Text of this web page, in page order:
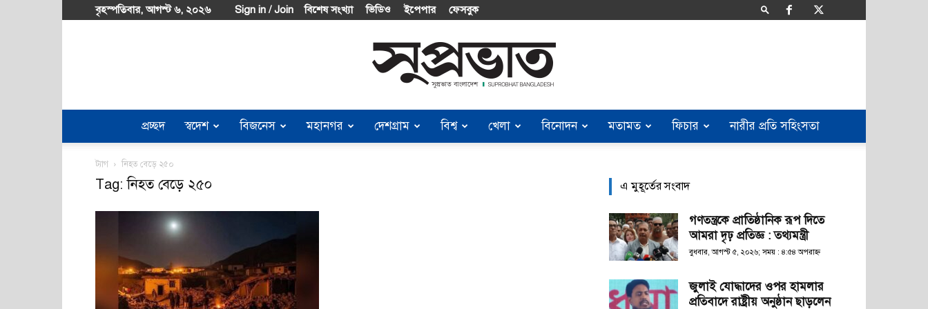
বৃহস্পতিবার, আগস্ট ৬, ২০২৬ Sign in / Join বিশেষ সংখ্যা ভিডিও ইপেপার ফেসবুক
Suprobhat
প্রচ্ছদ স্বদেশ বিজনেস মহানগর দেশগ্রাম বিশ্ব খেলা বিনোদন মতামত ফিচার নারীর প্রতি সহিংসতা
ট্যাগ নিহত বেড়ে ২৫০
Tag: নিহত বেড়ে ২৫০ এ মুহূর্তের সংবাদ
গণতন্ত্রকে প্রাতিষ্ঠানিক রূপ দিতে
আমরা দৃঢ় প্রতিজ্ঞ : তথ্যমন্ত্রী
বুধবার, আগস্ট ৫, ২০২৬; সময় : ৪:৫৪ অপরাহ্ণ
জুলাই যোদ্ধাদের ওপর হামলার
প্রতিবাদে রাষ্ট্রীয় অনুষ্ঠান ছাড়লেন